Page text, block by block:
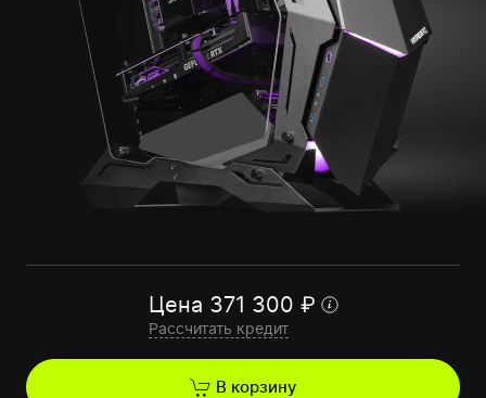
Цена 371 300 ₽
Рассчитать кредит
В корзину